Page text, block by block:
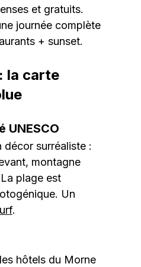
et gratuits.
journée complète
+ sunset.
la carte
UNESCO
surréaliste :
montagne
plage est
Un
.
hôtels du Morne